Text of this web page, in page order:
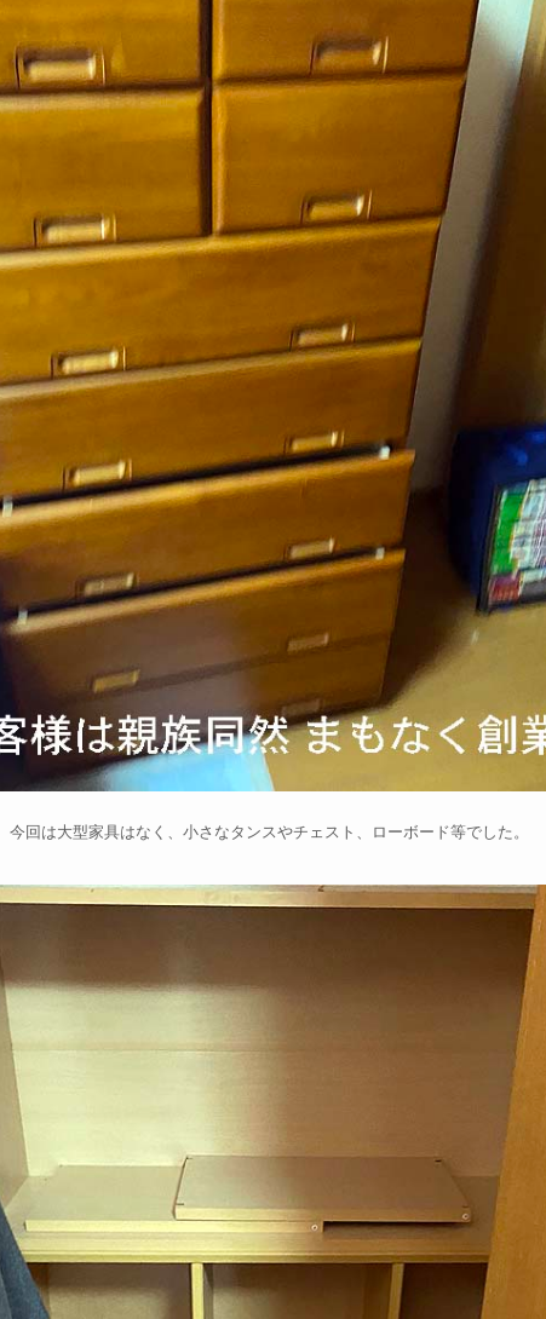
今回は大型家具はなく、小さなタンスやチェスト、ローボード等でした。